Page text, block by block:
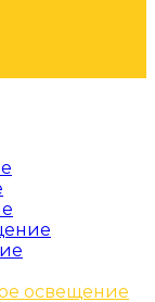
освещение